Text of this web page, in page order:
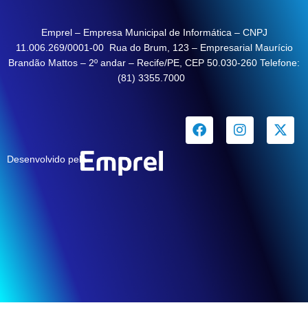
Emprel – Empresa Municipal de Informática – CNPJ
11.006.269/0001-00 Rua do Brum, 123 – Empresarial Maurício
Brandão Mattos – 2º andar – Recife/PE, CEP 50.030-260 Telefone:
(81) 3355.7000
Desenvolvido pela